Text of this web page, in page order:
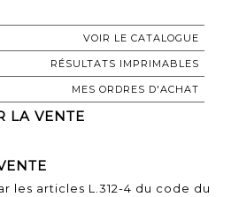
VOIR LE CATALOGUE
RÉSULTATS IMPRIMABLES
MES ORDRES D'ACHAT
LA VENTE
les articles L.312-4 du code du